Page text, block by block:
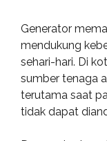
Generator
mendukung
sehari-hari. Di
sumber tenaga
terutama saat
tidak dapat